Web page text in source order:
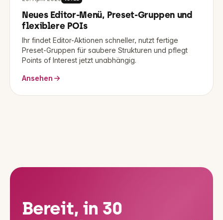
Neues Editor-Menü, Preset-Gruppen und
flexiblere POIs
Ihr findet Editor-Aktionen schneller, nutzt fertige
Preset-Gruppen für saubere Strukturen und pflegt
Points of Interest jetzt unabhängig.
Ansehen
Bereit, in 30